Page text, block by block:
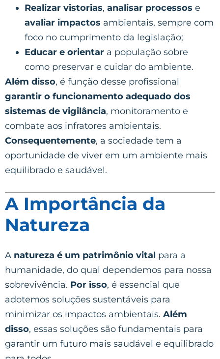
Realizar vistorias, analisar processos e
avaliar impactos ambientais, sempre com
foco no cumprimento da legislação;
Educar e orientar a população sobre
como preservar e cuidar do ambiente.
Além disso, é função desse profissional
garantir o funcionamento adequado dos
sistemas de vigilância, monitoramento e
combate aos infratores ambientais.
Consequentemente, a sociedade tem a
oportunidade de viver em um ambiente mais
equilibrado e saudável.
A Importância da
Natureza
A natureza é um patrimônio vital para a
humanidade, do qual dependemos para nossa
sobrevivência. Por isso, é essencial que
adotemos soluções sustentáveis para
minimizar os impactos ambientais. Além
disso, essas soluções são fundamentais para
garantir um futuro mais saudável e equilibrado